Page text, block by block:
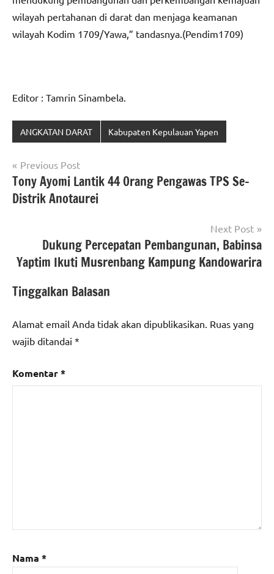
wilayah pertahanan di darat dan menjaga keamanan
wilayah Kodim 1709/Yawa,” tandasnya.(Pendim1709)
Editor : Tamrin Sinambela.
ANGKATAN DARAT Kabupaten Kepulauan Yapen
Navigasi
pos
Previous Post
Tony Ayomi Lantik 44 Orang Pengawas TPS Se-
Distrik Anotaurei
Next Post
Dukung Percepatan Pembangunan, Babinsa
Yaptim Ikuti Musrenbang Kampung Kandowarira
Tinggalkan Balasan
Alamat email Anda tidak akan dipublikasikan. Ruas yang
wajib ditandai *
Komentar*
Nama *